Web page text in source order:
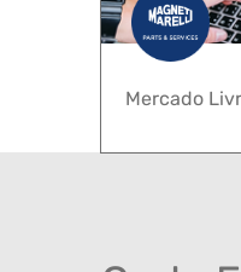
Mercado